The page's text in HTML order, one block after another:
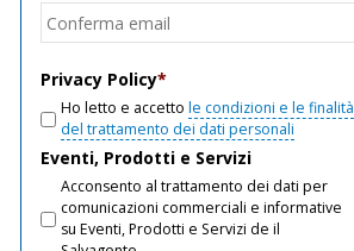
Privacy Policy*
Ho letto e accetto le condizioni e le finalità
del trattamento dei dati personali
Eventi, Prodotti e Servizi
Acconsento al trattamento dei dati per
comunicazioni commerciali e informative
su Eventi, Prodotti e Servizi de il